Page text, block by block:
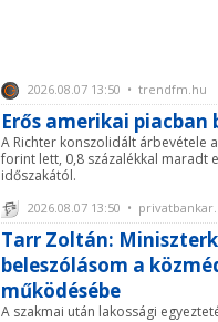
2026.08.07 13:50 • trendfm.hu
Erős amerikai piacban
A Richter konszolidált árbevétele
forint lett, 0,8 százalékkal maradt
időszakától.
2026.08.07 13:50 •
Tarr Zoltán:
beleszólásom a
működésébe
A szakmai után lakossági